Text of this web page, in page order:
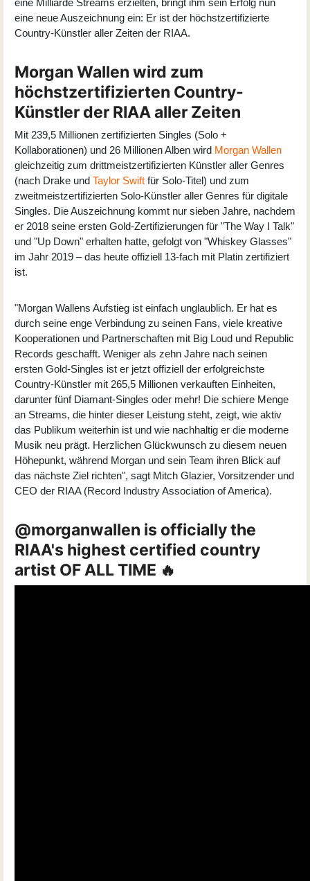
eine neue Auszeichnung ein: Er ist der höchstzertifizierte
Country-Künstler aller Zeiten der RIAA.
Morgan Wallen wird zum
höchstzertifizierten Country-
Künstler der RIAA aller Zeiten
Mit 239,5 Millionen zertifizierten Singles (Solo +
Kollaborationen) und 26 Millionen Alben wird Morgan Wallen
gleichzeitig zum drittmeistzertifizierten Künstler aller Genres
(nach Drake und Taylor Swift für Solo-Titel) und zum
zweitmeistzertifizierten Solo-Künstler aller Genres für digitale
Singles. Die Auszeichnung kommt nur sieben Jahre, nachdem
er 2018 seine ersten Gold-Zertifizierungen für "The Way I Talk"
und "Up Down" erhalten hatte, gefolgt von "Whiskey Glasses"
im Jahr 2019 – das heute offiziell 13-fach mit Platin zertifiziert
ist.
"Morgan Wallens Aufstieg ist einfach unglaublich. Er hat es
durch seine enge Verbindung zu seinen Fans, viele kreative
Kooperationen und Partnerschaften mit Big Loud und Republic
Records geschafft. Weniger als zehn Jahre nach seinen
ersten Gold-Singles ist er jetzt offiziell der erfolgreichste
Country-Künstler mit 265,5 Millionen verkauften Einheiten,
darunter fünf Diamant-Singles oder mehr! Die schiere Menge
an Streams, die hinter dieser Leistung steht, zeigt, wie aktiv
das Publikum weiterhin ist und wie nachhaltig er die moderne
Musik neu prägt. Herzlichen Glückwunsch zu diesem neuen
Höhepunkt, während Morgan und sein Team ihren Blick auf
das nächste Ziel richten", sagt Mitch Glazier, Vorsitzender und
CEO der RIAA (Record Industry Association of America).
@morganwallen is officially the
RIAA's highest certified country
artist OF ALL TIME 🔥